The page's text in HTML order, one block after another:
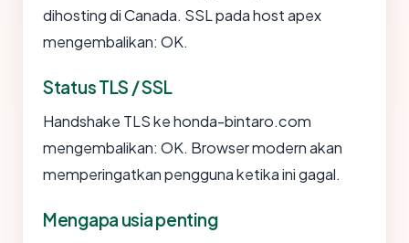
dihosting di Canada. SSL pada host apex
mengembalikan: OK.
Status TLS / SSL
Handshake TLS ke honda-bintaro.com
mengembalikan: OK. Browser modern akan
memperingatkan pengguna ketika ini gagal.
Mengapa usia penting